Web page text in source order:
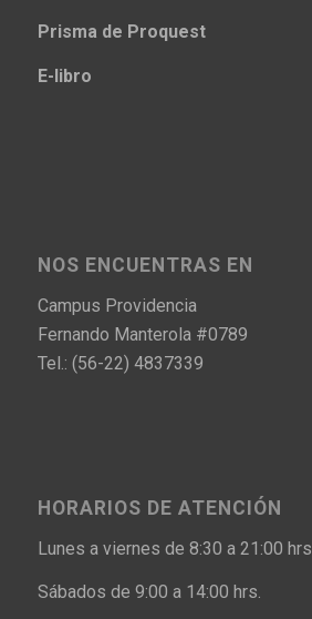
Prisma de Proquest
E-libro
NOS ENCUENTRAS EN
Campus Providencia
Fernando Manterola #0789
Tel.: (56-22) 4837339
HORARIOS DE ATENCIÓN
Lunes a viernes de 8:30 a 21:00 hrs.
Sábados de 9:00 a 14:00 hrs.